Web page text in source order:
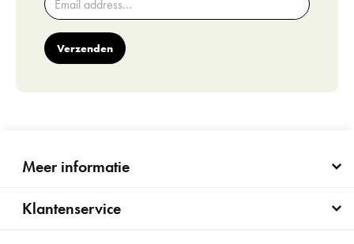
Verzenden
Meer informatie
Klantenservice